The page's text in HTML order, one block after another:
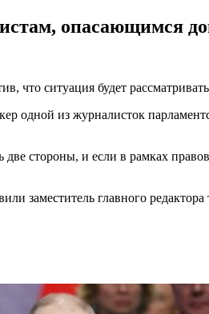
опасающимся
ситуация будет
одной из журналисток
стороны, и если в рамках
заместитель главного